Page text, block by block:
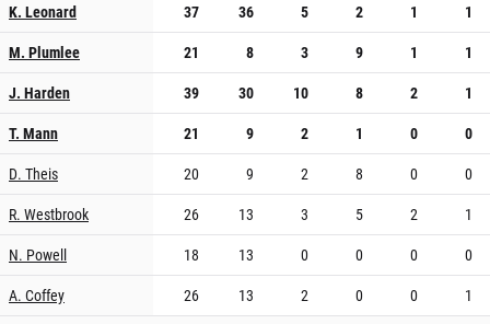
K. Leonard
37 36 5 2 1
1
M. Plumlee
21 8 3 9 1
1
J. Harden
39 30 10 8 2
1
T. Mann
21 9 2 1 0
0
D. Theis
20 9 2 8 0
0
R. Westbrook
26 13 3 5 2
1
N. Powell
18 13 0 0 0
0
A. Coffey
26 13 2 0 0
1